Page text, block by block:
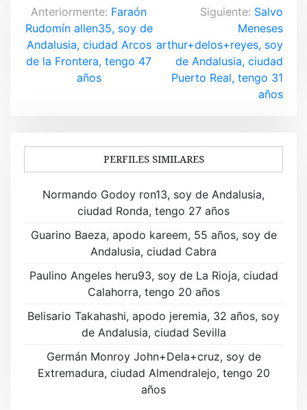
N
a
v
a
c
ó
d
e
Anteriormente: Faraón
Rudomín allen35, soy de
Andalusia, ciudad Arcos
de la Frontera, tengo 47
años
Siguiente: Salvo
Meneses
arthur+delos+reyes, soy
de Andalusia, ciudad
Puerto Real, tengo 31
años
PERFILES SIMILARES
Normando Godoy ron13, soy de Andalusia,
ciudad Ronda, tengo 27 años
Guarino Baeza, apodo kareem, 55 años, soy de
Andalusia, ciudad Cabra
Paulino Angeles heru93, soy de La Rioja, ciudad
Calahorra, tengo 20 años
Belisario Takahashi, apodo jeremia, 32 años, soy
de Andalusia, ciudad Sevilla
Germán Monroy John+Dela+cruz, soy de
Extremadura, ciudad Almendralejo, tengo 20
años